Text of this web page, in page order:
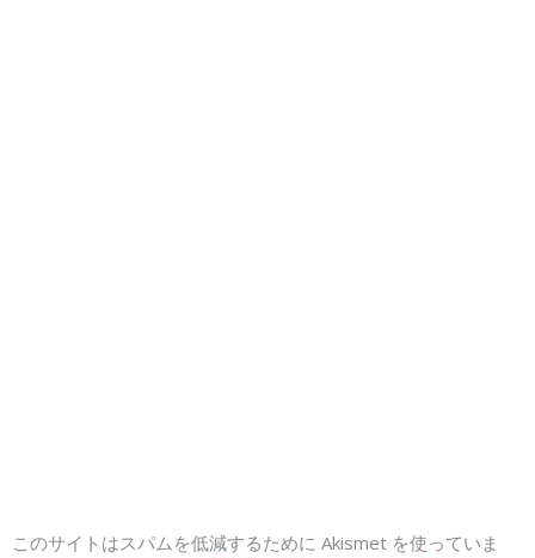
このサイトはスパムを低減するために Akismet を使っていま